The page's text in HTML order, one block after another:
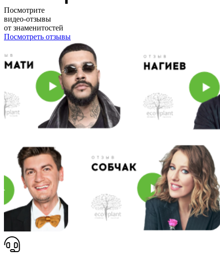
Посмотрите
видео-отзывы
от знаменитостей
Посмотреть отзывы